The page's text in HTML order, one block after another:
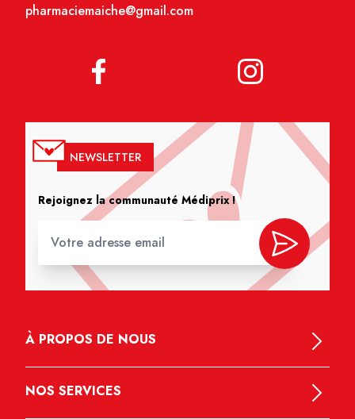
pharmaciemaiche@gmail.com
NEWSLETTER
Rejoignez la communauté Médiprix !
À PROPOS DE NOUS
NOS SERVICES